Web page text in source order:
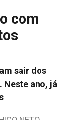
com
sair dos
Neste ano, já